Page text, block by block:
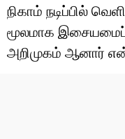
நிகாம் நடிப்பில்
மூலமாக
அறிமுகம் ஆனார்